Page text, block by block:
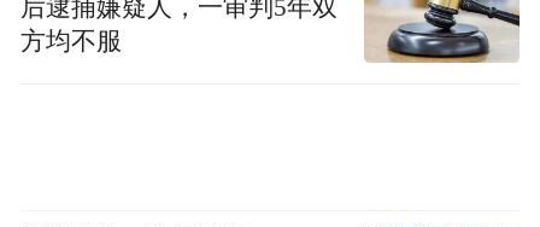
后逮捕嫌疑人，一审判5年双
方均不服